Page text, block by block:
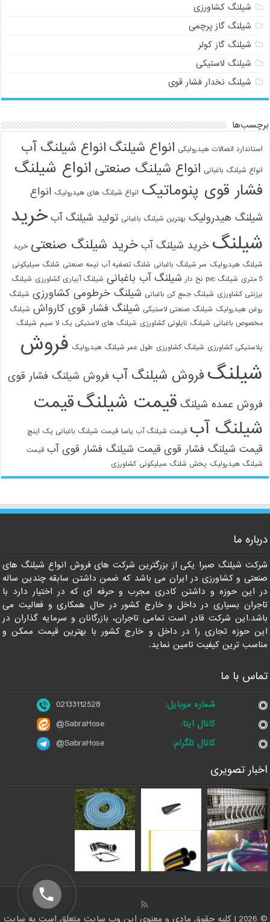
شیلنگ کشاورزی
شیلنگ گاز پرچمی
شیلنگ گاز کولر
شیلنگ لاستیکی
شیلنگ نخدار فشار قوی
برچسب‌ها
استاندارد اتصالات هیدرولیکی انواع شیلنگ انواع شیلنگ آب
انواع شیلنگ باغبانی انواع شیلنگ صنعتی انواع شیلنگ
فشار قوی پنوماتیک انواع شیلنگ های هیدرولیک انواع
شیلنگ هیدرولیک بهترین شیلنگ باغبانی تولید شیلنگ آب خرید
شیلنگ خرید شیلنگ آب خرید شیلنگ صنعتی خرید
شیلنگ هیدرولیک سر شیلنگ باغبانی شلنگ تصفیه آب نیمه صنعتی شلنگ سیلیکونی
5 متری
شیلنگ pvc نخ دار شیلنگ آب باغبانی شیلنگ آبیاری کشاورزی شیلنگ
برزنتی کشاورزی شیلنگ جمع کن باغبانی شیلنگ خرطومی کشاورزی شیلنگ
روغن هیدرولیک شیلنگ صنعتی لاستیکی شیلنگ فشار قوی کارواش شیلنگ
مخصوص باغبانی شیلنگ نایلونی کشاورزی شیلنگ های لاستیکی یک لا سیم شیلنگ
پلاستیکی کشاورزی شیلنگ کشاورزی طول عمر شیلنگ هیدرولیک فروش
شیلنگ فروش شیلنگ آب فروش شیلنگ فشار قوی
فروش عمده شیلنگ قیمت شیلنگقیمت
شیلنگ آب قیمت شیلنگ آب یاسا قیمت شیلنگ باغبانی یک اینچ
قیمت شیلنگ فشار قوی قیمت شیلنگ فشار قوی آب قیمت
شیلنگ هیدرولیک پخش شلنگ سیلیکونی کشاورزی
درباره ما
شرکت شیلنگ صبرا یکی از بزرگترین شرکت های فروش انواع شیلنگ های
صنعتی و کشاورزی در ایران می باشد که ضمن داشتن سابقه چندین ساله
در این حوزه و داشتن کادری مجرب و حرفه ای که در اختیار دارد با
تاجران بسیاری در داخل و خارج کشور در حال همکاری و فعالیت می
باشد.این شرکت قادر است تمامی تاجران، بازرگانان و سرمایه گذاران در
این حوزه تجاری را در داخل و خارج کشور با بهترین قیمت ممکن و
مناسب ترین کیفیت تامین نماید.
تماس با ما
شماره موبایل:
02133112528
کانال ایتا:
@SabraHose
کانال تلگرام:
@SabraHose
اخبار تصویری
© 2026 | کلیه حقوق مادی و معنوی این وب سایت متعلق است به سایت